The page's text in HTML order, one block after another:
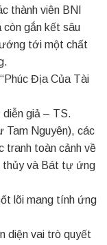
thành viên BNI
còn gắn kết sâu
tới một chất
Địa Của Tài
giả – TS.
Tam Nguyên), các
tranh toàn cảnh về
thủy và Bát tự ứng
lõi mang tính ứng
diện vai trò quyết